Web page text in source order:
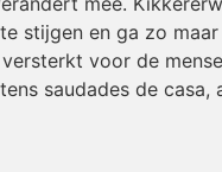
stijgen en ga zo
voor de
saudades de casa,